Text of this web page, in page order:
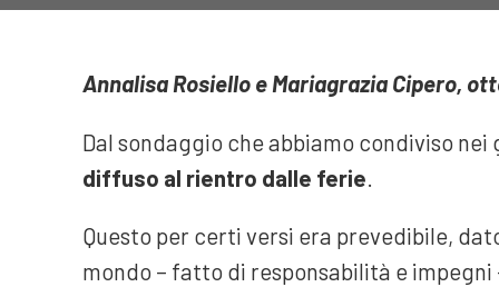
Annalisa Rosiello e Mariagrazia Cipero,
Dal sondaggio che abbiamo condiviso
diffuso al rientro dalle ferie
Questo per certi versi era prevedibile,
mondo – fatto di responsabilità e